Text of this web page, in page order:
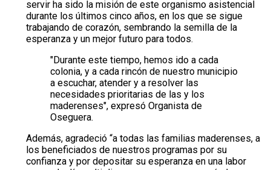
servir ha sido la misión de este organismo asistencial
durante los últimos cinco años, en los que se sigue
trabajando de corazón, sembrando la semilla de la
esperanza y un mejor futuro para todos.
"Durante este tiempo, hemos ido a cada
colonia, y a cada rincón de nuestro municipio
a escuchar, atender y a resolver las
necesidades prioritarias de las y los
maderenses", expresó Organista de
Oseguera.
Además, agradeció “a todas las familias maderenses, a
los beneficiados de nuestros programas por su
confianza y por depositar su esperanza en una labor